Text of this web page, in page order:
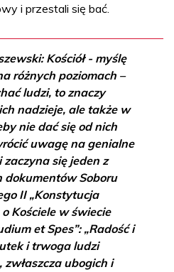
i przestali się bać.
Kościół - myślę
różnych poziomach –
ludzi, to znaczy
nadzieje, ale także w
nie dać się od nich
uwagę na genialne
zaczyna się jeden z
dokumentów Soboru
II „Konstytucja
Kościele w świecie
et Spes”: „Radość i
i trwoga ludzi
zwłaszcza ubogich i